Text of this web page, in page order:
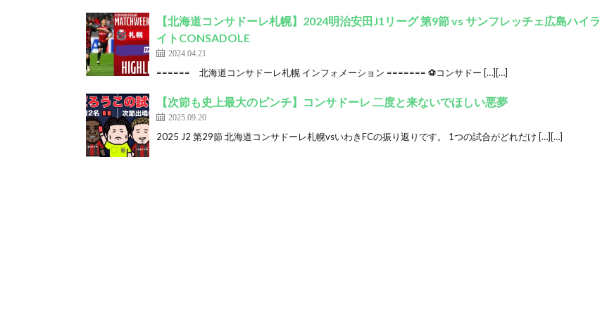
【北海道コンサドーレ札幌】2024明治安田J1リーグ 第9節 vs サンフレッチェ広島ハイラ
イトCONSADOLE
2024.04.21
====== 北海道コンサドーレ札幌 インフォメーション ======= ⚽コンサドー […][…]
【次節も史上最大のピンチ】コンサドーレ 二度と来ないでほしい悪夢
2025.09.20
2025 J2 第29節 北海道コンサドーレ札幌vsいわきFCの振り返りです。 1つの試合がどれだけ […][…]